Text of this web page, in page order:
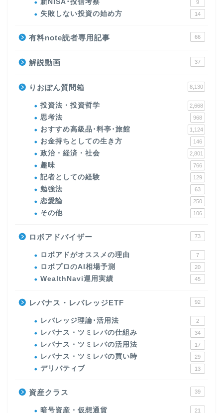
新NISA･投信考察 9
失敗しない投資の始め方 14
有料note読者専用記事 66
解説動画 37
りおぽん質問箱 8,130
投資法・投資哲学 2,668
思考法 968
おすすめ高級品･料亭･旅館 1,124
お金持ちとしての生き方 146
政治・経済・社会 2,801
趣味 766
記者としての経験 129
勉強法 63
恋愛論 250
その他 106
ロボアドバイザー 73
ロボアドがオススメの理由 7
ロボプロのAI相場予測 20
WealthNavi運用実績 45
レバナス・レバレッジETF 92
レバレッジ理論･活用法 2
レバナス・ツミレバの仕組み 34
レバナス・ツミレバの活用法 17
レバナス・ツミレバの買い時 29
デリバティブ 13
資産クラス 39
暗号資産・仮想通貨 21